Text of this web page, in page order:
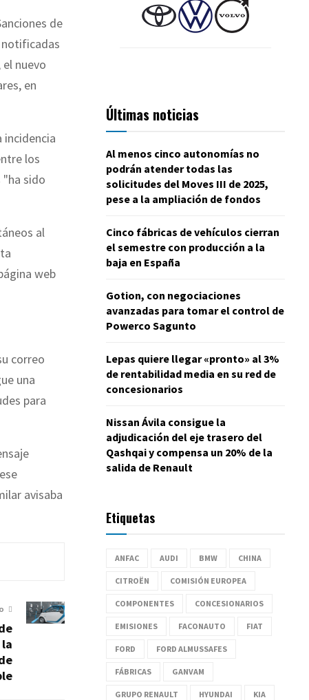
de
notificadas
nuevo
en
incidencia
los
"ha sido
al
web
correo
una
para
avisaba
Últimas noticias
Al menos cinco autonomías no
podrán atender todas las
solicitudes del Moves III de 2025,
pese a la ampliación de fondos
Cinco fábricas de vehículos cierran
el semestre con producción a la
baja en España
Gotion, con negociaciones
avanzadas para tomar el control de
Powerco Sagunto
Lepas quiere llegar «pronto» al 3%
de rentabilidad media en su red de
concesionarios
Nissan Ávila consigue la
adjudicación del eje trasero del
Qashqai y compensa un 20% de la
salida de Renault
Etiquetas
ANFAC AUDI BMW CHINA
CITROËN COMISIÓN EUROPEA
COMPONENTES CONCESIONARIOS
EMISIONES FACONAUTO FIAT
FORD FORD ALMUSSAFES
FÁBRICAS GANVAM
GRUPO RENAULT HYUNDAI KIA